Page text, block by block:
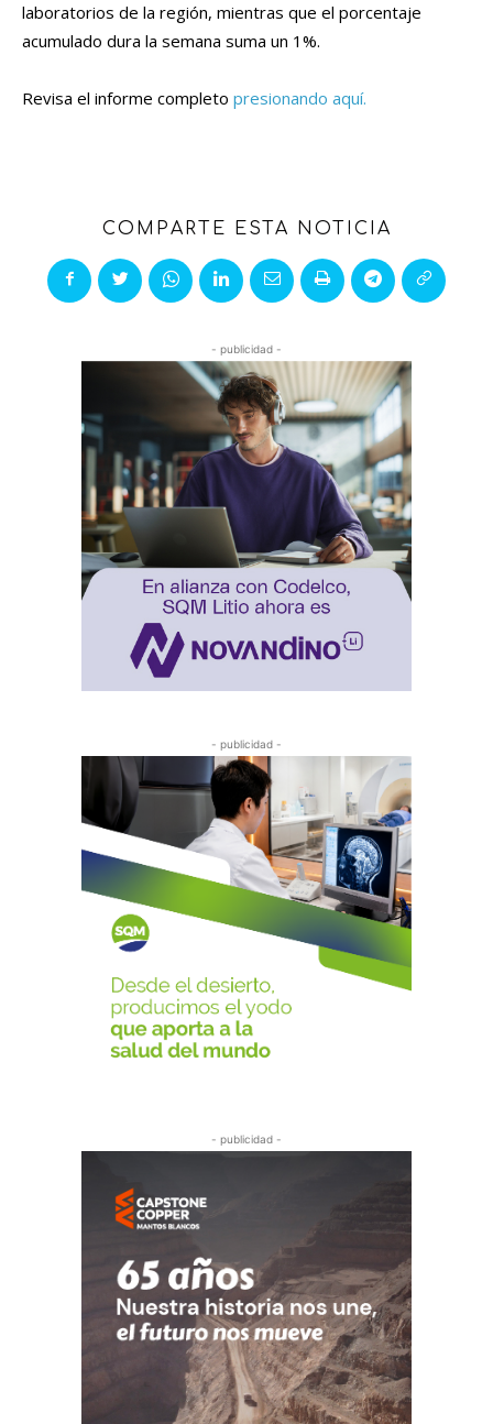
laboratorios de la región, mientras que el porcentaje
acumulado dura la semana suma un 1%.
Revisa el informe completo presionando aquí.
COMPARTE ESTA NOTICIA
- publicidad -
- publicidad -
- publicidad -